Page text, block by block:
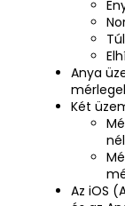
Anya
Két
Az iOS